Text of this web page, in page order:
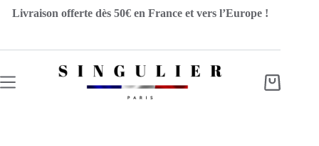
Livraison offerte dès 50€ en France et vers l’Europe !
Panier